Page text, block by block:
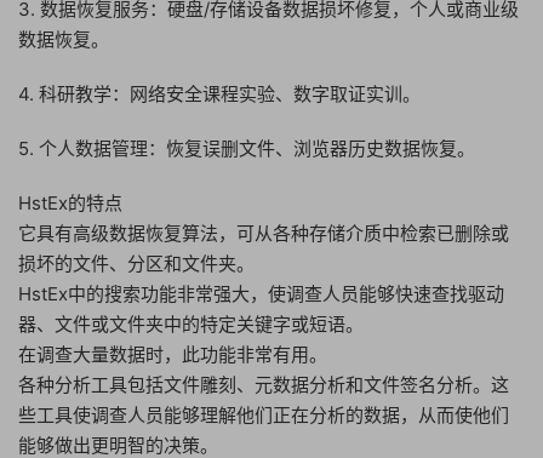
3. 数据恢复服务：硬盘/存储设备数据损坏修复，个人或商业级
数据恢复。
4. 科研教学：网络安全课程实验、数字取证实训。
5. 个人数据管理：恢复误删文件、浏览器历史数据恢复。
HstEx的特点
它具有高级数据恢复算法，可从各种存储介质中检索已删除或
损坏的文件、分区和文件夹。
HstEx中的搜索功能非常强大，使调查人员能够快速查找驱动
器、文件或文件夹中的特定关键字或短语。
在调查大量数据时，此功能非常有用。
各种分析工具包括文件雕刻、元数据分析和文件签名分析。这
些工具使调查人员能够理解他们正在分析的数据，从而使他们
能够做出更明智的决策。